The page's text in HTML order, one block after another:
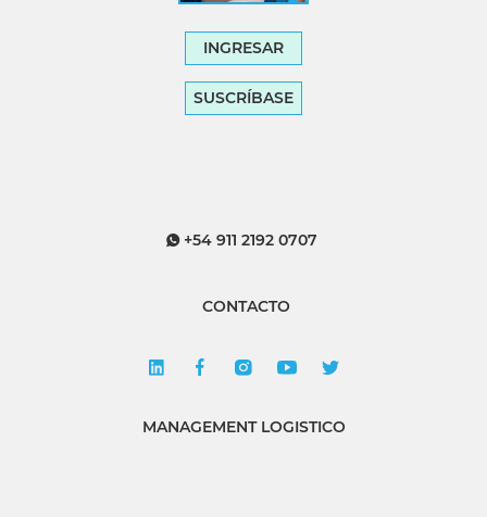
INGRESAR
SUSCRÍBASE
+54 911 2192 0707
CONTACTO
MANAGEMENT LOGISTICO